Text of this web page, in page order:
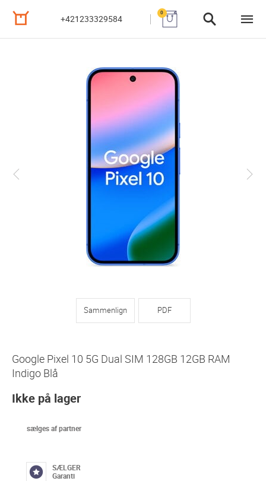
+421233329584
0
Sammenlign PDF
Google Pixel 10 5G Dual SIM 128GB 12GB RAM
Indigo Blå
Ikke på lager
sælges af partner
SÆLGER
Garanti